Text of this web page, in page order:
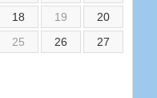
18 19
20
25 26
27